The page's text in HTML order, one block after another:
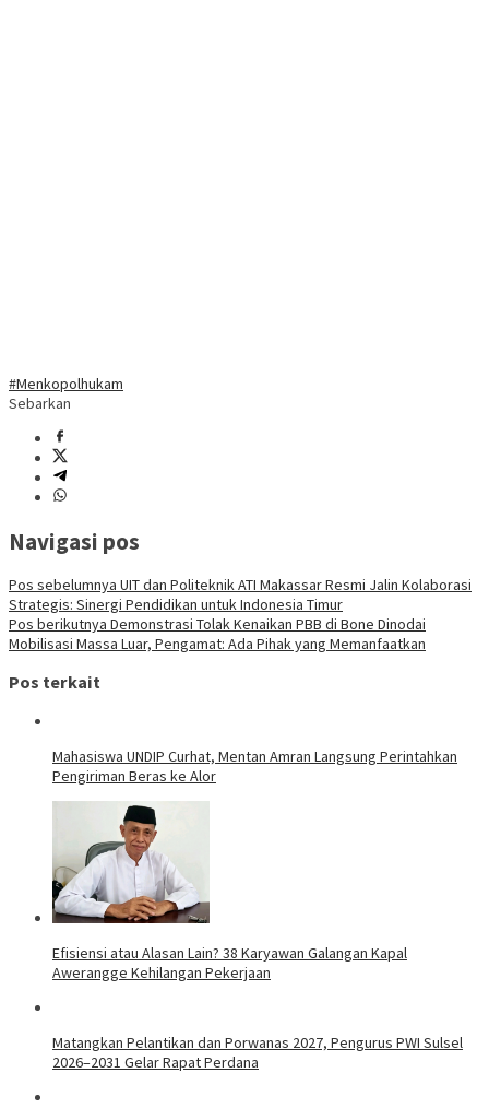
#Menkopolhukam
Sebarkan
Navigasi pos
Pos sebelumnya UIT dan Politeknik ATI Makassar Resmi Jalin Kolaborasi
Strategis: Sinergi Pendidikan untuk Indonesia Timur
Pos berikutnya Demonstrasi Tolak Kenaikan PBB di Bone Dinodai
Mobilisasi Massa Luar, Pengamat: Ada Pihak yang Memanfaatkan
Pos terkait
Mahasiswa UNDIP Curhat, Mentan Amran Langsung Perintahkan
Pengiriman Beras ke Alor
Efisiensi atau Alasan Lain? 38 Karyawan Galangan Kapal
Awerangge Kehilangan Pekerjaan
Matangkan Pelantikan dan Porwanas 2027, Pengurus PWI Sulsel
2026–2031 Gelar Rapat Perdana